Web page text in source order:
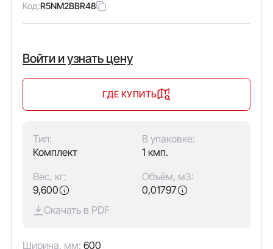
Код:R5NM2BBR48
Войти и узнать цену
ГДЕ КУПИТЬ
Тип:
Комплект
В упаковке:
1 кмп.
Вес, кг:
9,600
Объём, м3:
0,01797
Скачать в PDF
Ширина, мм: 600